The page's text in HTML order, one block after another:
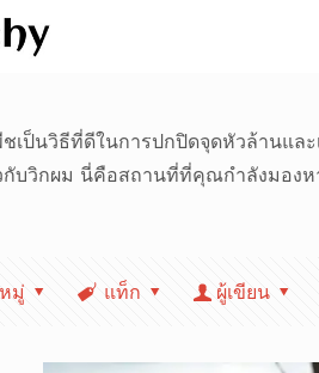
เป็นวิธีที่ดีในการปกปิดจุดหัวล้านแ
กับวิกผม นี่คือสถานที่ที่คุณกำลังมองห
มู่ แท็ก ผู้เขียน